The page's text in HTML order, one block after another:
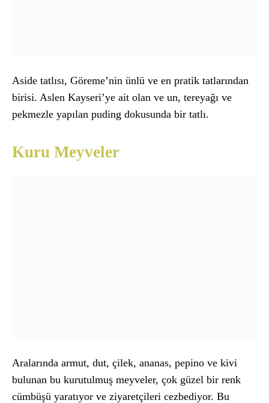
Aside tatlısı, Göreme’nin ünlü ve en pratik tatlarından
birisi. Aslen Kayseri’ye ait olan ve un, tereyağı ve
pekmezle yapılan puding dokusunda bir tatlı.
Kuru Meyveler
Aralarında armut, dut, çilek, ananas, pepino ve kivi
bulunan bu kurutulmuş meyveler, çok güzel bir renk
cümbüşü yaratıyor ve ziyaretçileri cezbediyor. Bu